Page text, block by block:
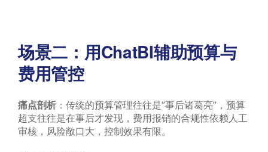
场景二：用ChatBI辅助预算与
费用管控
痛点剖析 ：传统的预算管理往往是”事后诸葛亮”，预算
超支往往是在事后才发现，费用报销的合规性依赖人工
审核，风险敞口大，控制效果有限。